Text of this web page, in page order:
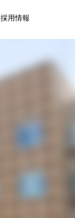
採用情報